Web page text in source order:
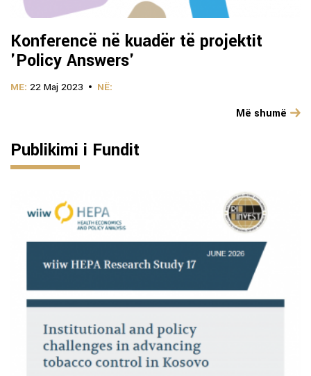
Konferencë në kuadër të projektit
'Policy Answers'
ME: 22 Maj 2023 NË:
Më shumë
Publikimi i Fundit